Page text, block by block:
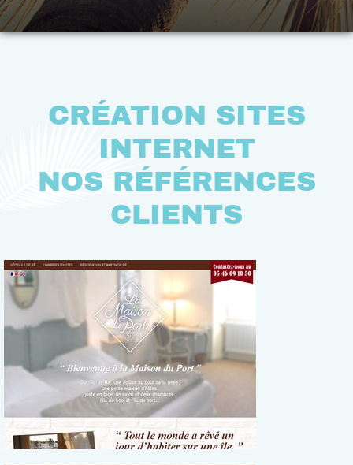
CRÉATION SITES
INTERNET
NOS RÉFÉRENCES
CLIENTS